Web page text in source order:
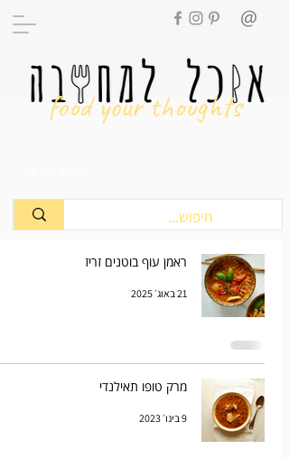
food your thoughts
ראמן עוף בוטנים זריז
21 באוג׳ 2025
מרק טופו תאילנדי
9 בינו׳ 2023